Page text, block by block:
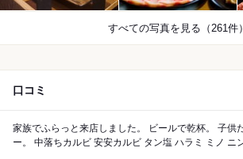
すべての写真を見る（261件）
口コミ
家族でふらっと来店しました。 ビールで乾杯。 子供たちはドリンクバ
ー。 中落ちカルビ 安安カルビ タン塩 ハラミ ミノ ニンニクバター ポーク